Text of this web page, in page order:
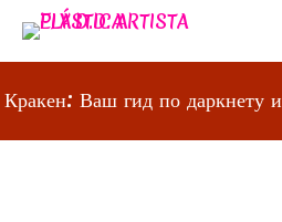
Кракен: Ваш гид по даркнету